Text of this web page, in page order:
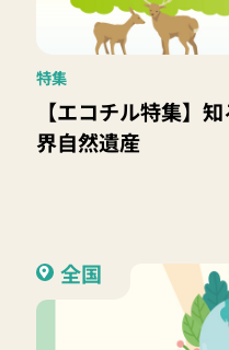
特集
【エコチル特集】
界自然遺産
全国